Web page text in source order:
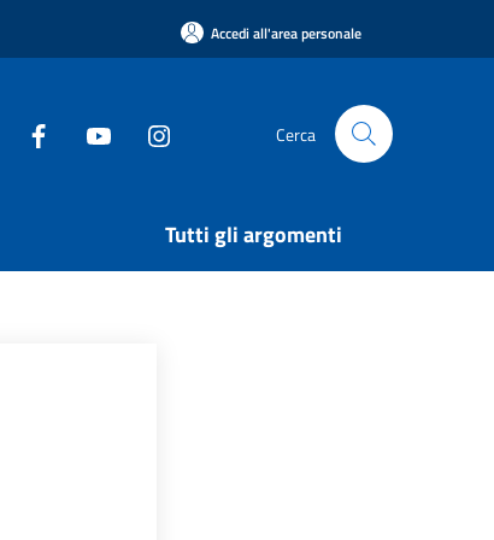
Accedi all'area personale
Cerca
Tutti gli argomenti